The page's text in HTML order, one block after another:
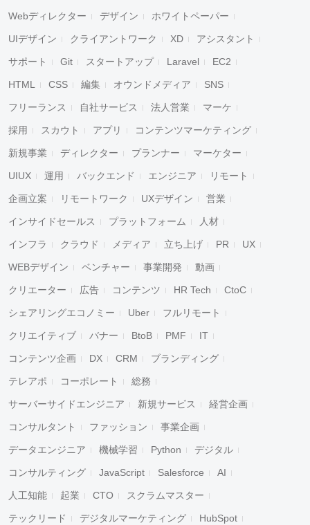
Webディレクター デザイン ホワイトペーパー
UIデザイン クライアントワーク XD アシスタント
サポート Git スタートアップ Laravel EC2
HTML CSS 編集 オウンドメディア SNS
フリーランス 自社サービス 法人営業 マーケ
採用 スカウト アプリ コンテンツマーケティング
新規事業 ディレクター プランナー マーケター
UIUX 運用 バックエンド エンジニア リモート
企画立案 リモートワーク UXデザイン 営業
インサイドセールス プラットフォーム 人材
インフラ クラウド メディア 立ち上げ PR UX
WEBデザイン ベンチャー 事業開発 動画
クリエーター 広告 コンテンツ HR Tech CtoC
シェアリングエコノミー Uber フルリモート
クリエイティブ バナー BtoB PMF IT
コンテンツ企画 DX CRM ブランディング
テレアポ コーポレート 総務
サーバーサイドエンジニア 新規サービス 経営企画
コンサルタント ファッション 事業企画
データエンジニア 機械学習 Python デジタル
コンサルティング JavaScript Salesforce AI
人工知能 起業 CTO スクラムマスター
テックリード デジタルマーケティング HubSpot